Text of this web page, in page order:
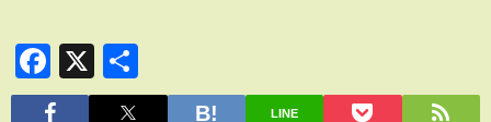
Facebook
X
有
LINE